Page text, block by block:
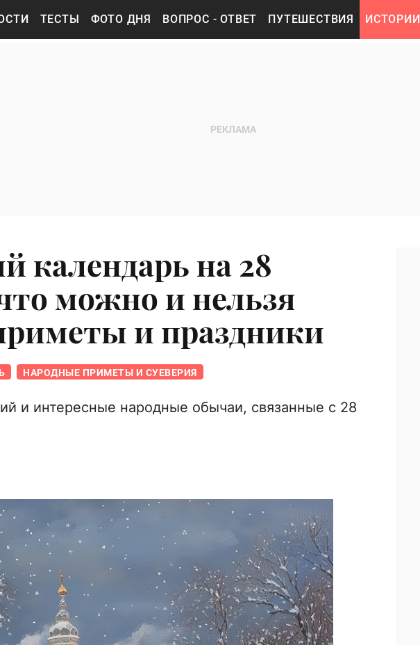
ТЕСТЫ ФОТО ДНЯ ВОПРОС - ОТВЕТ ПУТЕШЕСТВИЯ ИСТОРИИ
календарь на 28
можно и нельзя
и праздники
НАРОДНЫЕ ПРИМЕТЫ И СУЕВЕРИЯ
и интересные народные обычаи, связанные с 28